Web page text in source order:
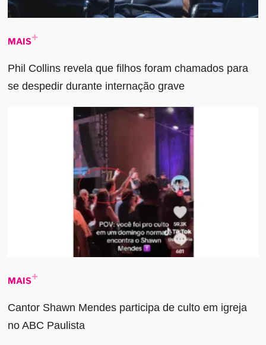
MAIS
Phil Collins revela que filhos foram chamados para
se despedir durante internação grave
MAIS
Cantor Shawn Mendes participa de culto em igreja
no ABC Paulista